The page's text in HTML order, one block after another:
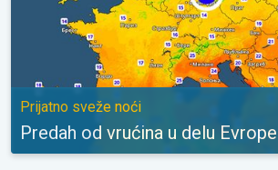
Prijatno sveže noći
Predah od vrućina u delu Evrope